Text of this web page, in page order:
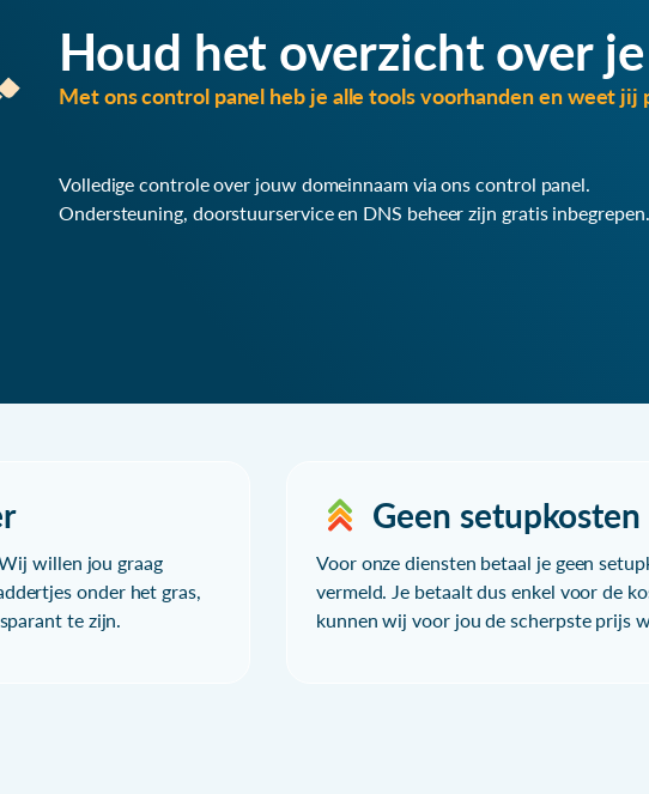
Houd het overzicht over
Met ons control panel heb je alle tools voorhanden en weet jij
Volledige controle over jouw domeinnaam via ons control panel.
Ondersteuning, doorstuurservice en DNS beheer zijn gratis inbegrepen.
willen jou graag
onder het gras,
te zijn.
Geen setupkosten
Voor onze diensten betaal je geen
vermeld. Je betaalt dus enkel voor de
kunnen wij voor jou de scherpste prijs